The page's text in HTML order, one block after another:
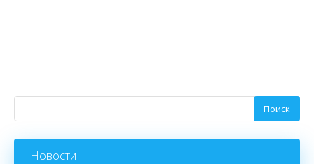
Новости